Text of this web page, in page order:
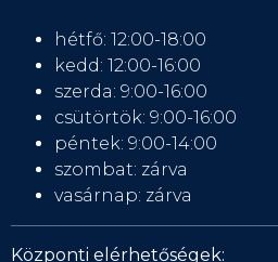
hétfő: 12:00-18:00
kedd: 12:00-16:00
szerda: 9:00-16:00
csütörtök: 9:00-16:00
péntek: 9:00-14:00
szombat: zárva
vasárnap: zárva
Központi elérhetőségek: